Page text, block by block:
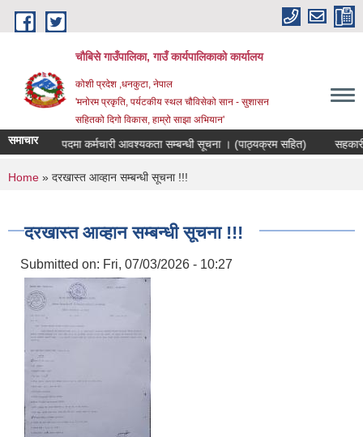
Skip to main content
चौबिसे गाउँपालिका, गाउँ कार्यपालिकाको कार्यालय
कोशी प्रदेश ,धनकुटा, नेपाल
'मनोरम प्रकृति, पर्यटकीय स्थल चौविसेको सान - सुशासन
सहितको दिगो विकास, हाम्रो साझा अभियान'
समाचारसंयोजक पदमा कर्मचारी आवश्यकता सम्बन्धी सूचना । (पाठ्यक्रम सहित)
You are here
Home » दरखास्त आव्हान सम्बन्धी सूचना !!!
दरखास्त आव्हान सम्बन्धी सूचना !!!
Submitted on: Fri, 07/03/2026 - 10:27